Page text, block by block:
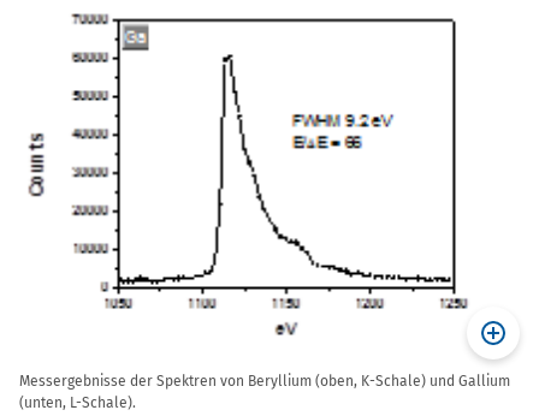
Messergebnisse der Spektren von Beryllium (oben, K-Schale) und Gallium
(unten, L-Schale).